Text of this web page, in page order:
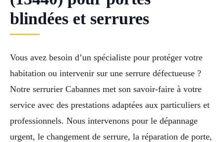
blindées et serrures
Vous avez besoin d’un spécialiste pour protéger votre
habitation ou intervenir sur une serrure défectueuse ?
Notre serrurier Cabannes met son savoir-faire à votre
service avec des prestations adaptées aux particuliers et
professionnels. Nous intervenons pour le dépannage
urgent, le changement de serrure, la réparation de porte,